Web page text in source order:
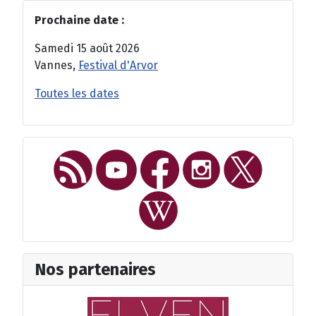
Prochaine date :
Samedi 15 août 2026
Vannes, Festival d'Arvor
Toutes les dates
Nos partenaires